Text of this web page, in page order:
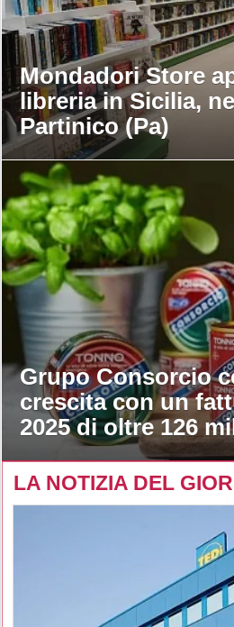
Mondadori Store
libreria in Sicilia,
Partinico (Pa)
Grupo Consorcio
crescita con un
2025 di oltre 126
LA NOTIZIA DEL